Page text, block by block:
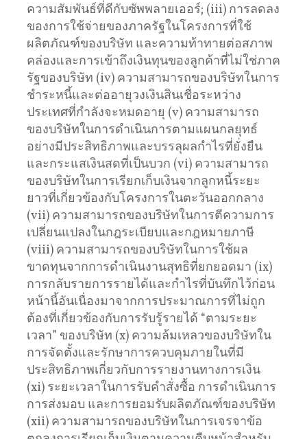
ความสัมพันธ์ที่ดีกับซัพพลายเออร์; (iii) การลดลง
ของการใช้จ่ายของภาครัฐในโครงการที่ใช้
ผลิตภัณฑ์ของบริษัท และความท้าทายต่อสภาพ
คล่องและการเข้าถึงเงินทุนของลูกค้าที่ไม่ใช่ภาค
รัฐของบริษัท (iv) ความสามารถของบริษัทในการ
ชำระหนี้และต่ออายุวงเงินสินเชื่อระหว่าง
ประเทศที่กำลังจะหมดอายุ (v) ความสามารถ
ของบริษัทในการดำเนินการตามแผนกลยุทธ์
อย่างมีประสิทธิภาพและบรรลุผลกำไรที่ยั่งยืน
และกระแสเงินสดที่เป็นบวก (vi) ความสามารถ
ของบริษัทในการเรียกเก็บเงินจากลูกหนี้ระยะ
ยาวที่เกี่ยวข้องกับโครงการในตะวันออกกลาง
(vii) ความสามารถของบริษัทในการตีความการ
เปลี่ยนแปลงในกฎระเบียบและกฎหมายภาษี
(viii) ความสามารถของบริษัทในการใช้ผล
ขาดทุนจากการดำเนินงานสุทธิที่ยกยอดมา (ix)
การกลับรายการรายได้และกำไรที่บันทึกไว้ก่อน
หน้านี้อันเนื่องมาจากการประมาณการที่ไม่ถูก
ต้องที่เกี่ยวข้องกับการรับรู้รายได้ “ตามระยะ
เวลา” ของบริษัท (x) ความล้มเหลวของบริษัทใน
การจัดตั้งและรักษาการควบคุมภายในที่มี
ประสิทธิภาพเกี่ยวกับการรายงานทางการเงิน
(xi) ระยะเวลาในการรับคำสั่งซื้อ การดำเนินการ
การส่งมอบ และการยอมรับผลิตภัณฑ์ของบริษัท
(xii) ความสามารถของบริษัทในการเจรจาข้อ